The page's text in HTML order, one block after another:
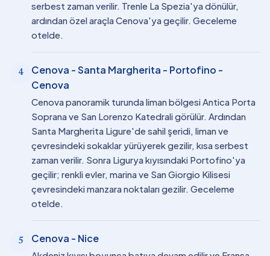
serbest zaman verilir. Trenle La Spezia'ya dönülür,
ardından özel araçla Cenova'ya geçilir. Geceleme
otelde.
4
Cenova - Santa Margherita - Portofino -
Cenova
Cenova panoramik turunda liman bölgesi Antica Porta
Soprana ve San Lorenzo Katedrali görülür. Ardından
Santa Margherita Ligure'de sahil şeridi, liman ve
çevresindeki sokaklar yürüyerek gezilir, kısa serbest
zaman verilir. Sonra Ligurya kıyısındaki Portofino'ya
geçilir; renkli evler, marina ve San Giorgio Kilisesi
çevresindeki manzara noktaları gezilir. Geceleme
otelde.
5 Cenova - Nice